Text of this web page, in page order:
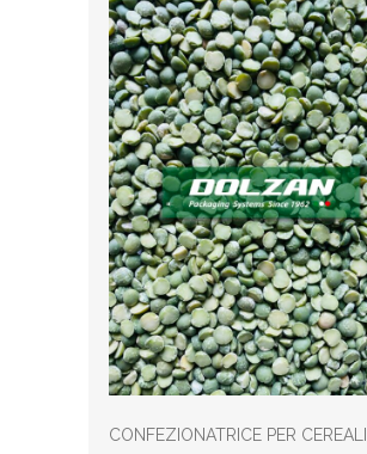
CONFEZIONATRICE PER CEREALI,